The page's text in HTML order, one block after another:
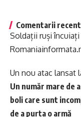
Comentarii
Soldații ruși
Un nou atac
Un număr mare de
boli care sunt
de a purta o armă